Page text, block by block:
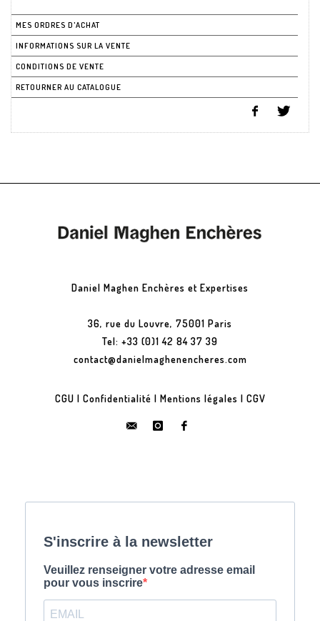
MES ORDRES D'ACHAT
INFORMATIONS SUR LA VENTE
CONDITIONS DE VENTE
RETOURNER AU CATALOGUE
Daniel Maghen Enchères et Expertises
36, rue du Louvre, 75001 Paris
Tel: +33 (0)1 42 84 37 39
contact@danielmaghenencheres.com
CGU | Confidentialité | Mentions légales | CGV